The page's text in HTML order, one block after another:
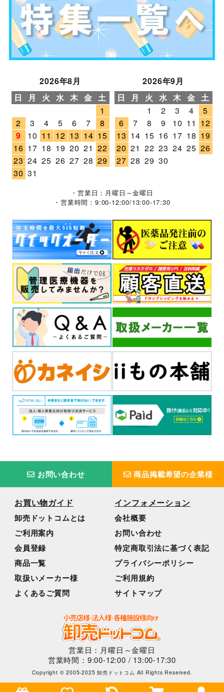
2026年8月
日
月 火 水 木 金 土
1
2
3 4 5 6 7
8
9
10 11 12 13 14 15
16 17 18 19 20 21 22
23 24 25 26 27 28 29
30 31
2026年9月
日
月 火 水 木 金 土
1
2 3 4
5
6
7 8 9 10 11 12
13 14 15 16 17 18 19
20 21 22 23 24 25 26
27 28 29 30
・営業日：月曜日～金曜日
・営業時間：9:00-12:00/13:00-17:30
お問い合わせ 商品掲載希望の企業様
お買い物ガイド
卸売ドットコムとは
ご利用案内
会員登録
商品一覧
取扱いメーカー様
よくあるご質問
インフォメーション
会社概要
お問い合わせ
特定商取引法に基づく表記
プライバシーポリシー
ご利用規約
サイトマップ
営業日：月曜日～金曜日
営業時間：9:00-12:00 / 13:00-17:30
Copyright © 2005-2025 卸売ドットコム All Rights Reserved.